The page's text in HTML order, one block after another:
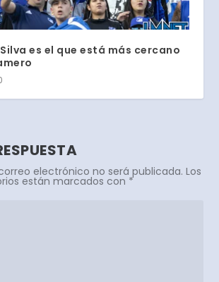
es el que está más cercano
electrónico no será publicada. Los
están marcados con *